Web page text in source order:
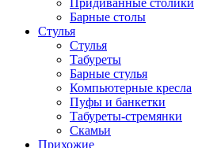
Придиванные столики
Барные столы
Стулья
Стулья
Табуреты
Барные стулья
Компьютерные кресла
Пуфы и банкетки
Табуреты-стремянки
Скамьи
Прихожие